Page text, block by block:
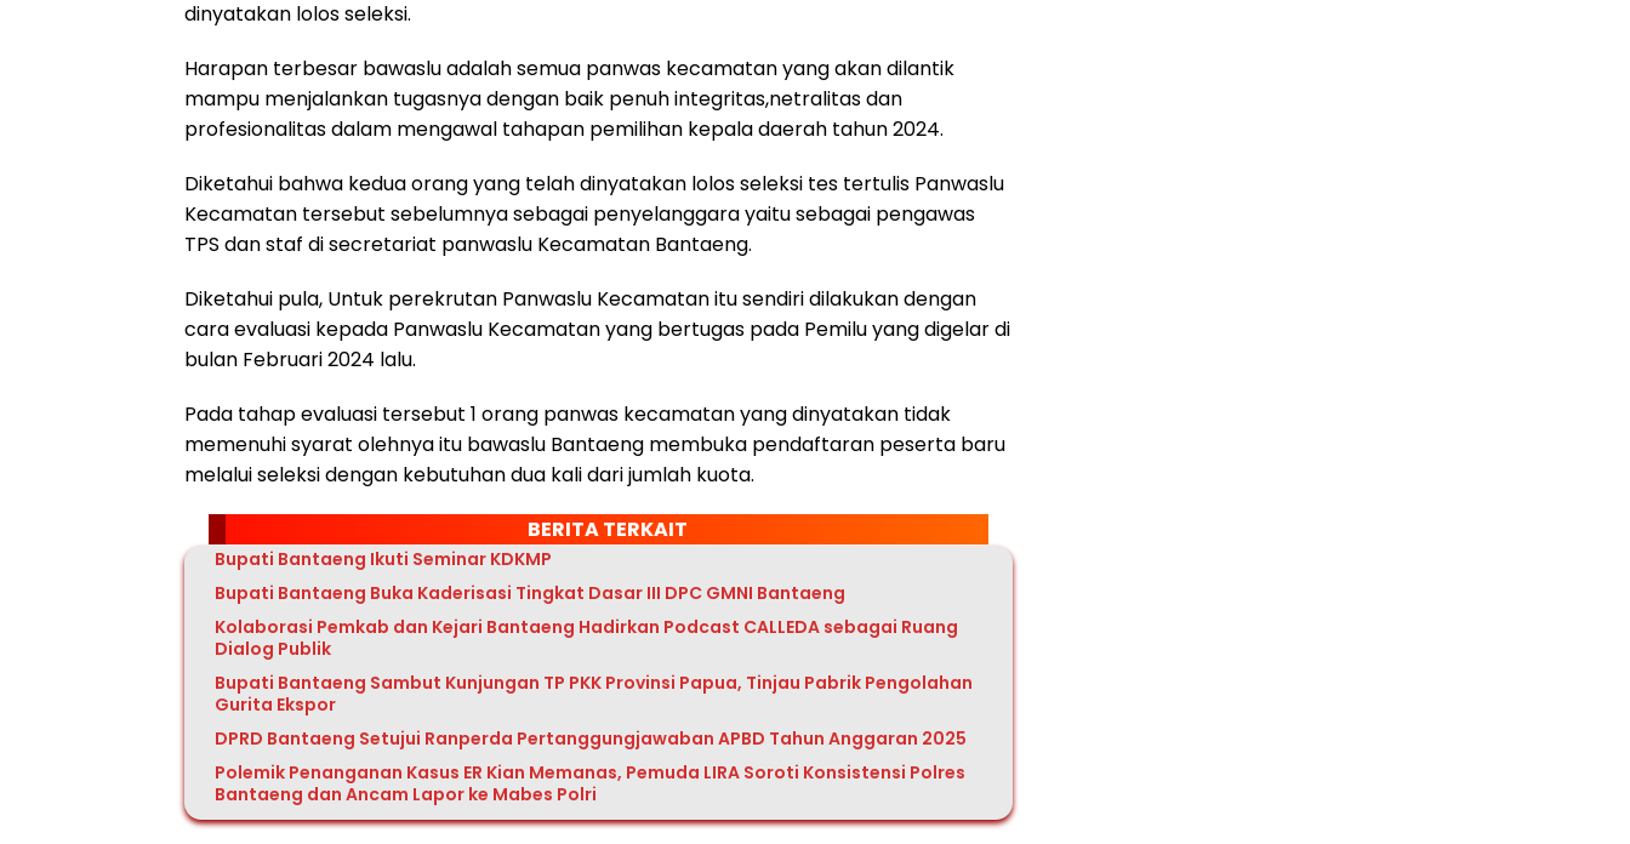
dinyatakan lolos seleksi.
Harapan terbesar bawaslu adalah semua panwas kecamatan yang akan dilantik
mampu menjalankan tugasnya dengan baik penuh integritas,netralitas dan
profesionalitas dalam mengawal tahapan pemilihan kepala daerah tahun 2024.
Diketahui bahwa kedua orang yang telah dinyatakan lolos seleksi tes tertulis Panwaslu
Kecamatan tersebut sebelumnya sebagai penyelanggara yaitu sebagai pengawas
TPS dan staf di secretariat panwaslu Kecamatan Bantaeng.
Diketahui pula, Untuk perekrutan Panwaslu Kecamatan itu sendiri dilakukan dengan
cara evaluasi kepada Panwaslu Kecamatan yang bertugas pada Pemilu yang digelar di
bulan Februari 2024 lalu.
Pada tahap evaluasi tersebut 1 orang panwas kecamatan yang dinyatakan tidak
memenuhi syarat olehnya itu bawaslu Bantaeng membuka pendaftaran peserta baru
melalui seleksi dengan kebutuhan dua kali dari jumlah kuota.
BERITA TERKAIT
Bupati Bantaeng Ikuti Seminar KDKMP
Bupati Bantaeng Buka Kaderisasi Tingkat Dasar III DPC GMNI Bantaeng
Kolaborasi Pemkab dan Kejari Bantaeng Hadirkan Podcast CALLEDA sebagai Ruang
Dialog Publik
Bupati Bantaeng Sambut Kunjungan TP PKK Provinsi Papua, Tinjau Pabrik Pengolahan
Gurita Ekspor
DPRD Bantaeng Setujui Ranperda Pertanggungjawaban APBD Tahun Anggaran 2025
Polemik Penanganan Kasus ER Kian Memanas, Pemuda LIRA Soroti Konsistensi Polres
Bantaeng dan Ancam Lapor ke Mabes Polri